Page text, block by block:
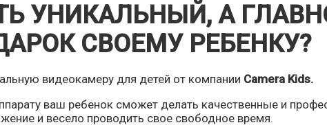
УНИКАЛЬНЫЙ, А
СВОЕМУ РЕБЕНКУ?
видеокамеру для детей от компании Camera Kids.
ваш ребенок сможет делать качественные и
и весело проводить свое свободное время.